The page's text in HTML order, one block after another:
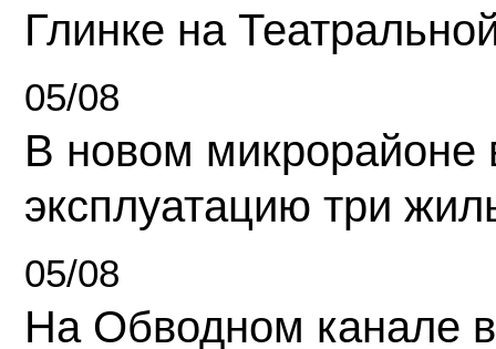
Глинке на
05/08
В новом микрорайоне
эксплуатацию три
05/08
На Обводном канале